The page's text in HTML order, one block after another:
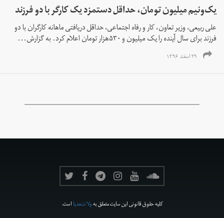
یک‌ونیم میلیون تومان، حداقل دستمزد یک کارگر با دو فرزند
علی ربیعی، وزیر تعاون، کار و رفاه اجتماعی، حداقل دریافتی ماهانه کارگران با دو
فرزند برای سال آینده را یک میلیون و ۵۳۰هزار تومان اعلام کرد. به گزارش...
۲۹ اسفند ۱۳۹۶
کلیه حقوق قانونی این سایت متعلق بهولانت‌مدیااست.